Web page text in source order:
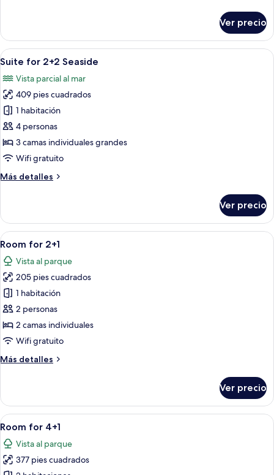
for
2+1
Seaside
Ver precio
Abrir
todas
las
fotos
de
Suite
for
2+2
Seaside
Habitación de hotel con dos camas,
6
Suite for 2+2 Seaside
Vista parcial al mar
409 pies cuadrados
1 habitación
4 personas
3 camas individuales grandes
Wifi gratuito
Más detalles
Más
for
2+2
Seaside
Ver precio
Abrir
todas
las
fotos
de
Room
for
2+1
Minibar, caja de seguridad en la
5
Room for 2+1
Vista al parque
205 pies cuadrados
1 habitación
2 personas
2 camas individuales
Wifi gratuito
Más detalles
Más
for
2+1
Ver precio
Abrir
todas
las
fotos
Una habitación de hotel moderna
4
Room for 4+1
Vista al parque
377 pies cuadrados